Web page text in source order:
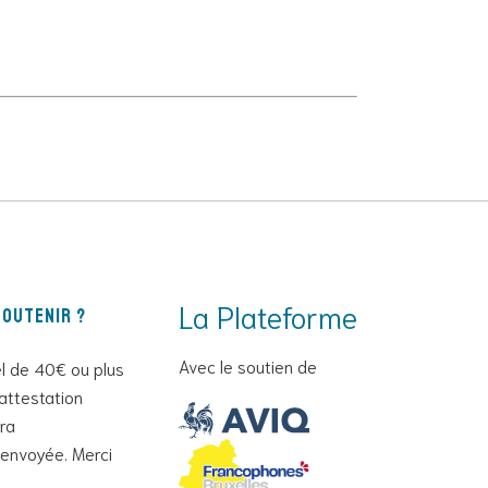
?
de 40€ ou plus
Merci
La Plateforme
Avec le soutien de